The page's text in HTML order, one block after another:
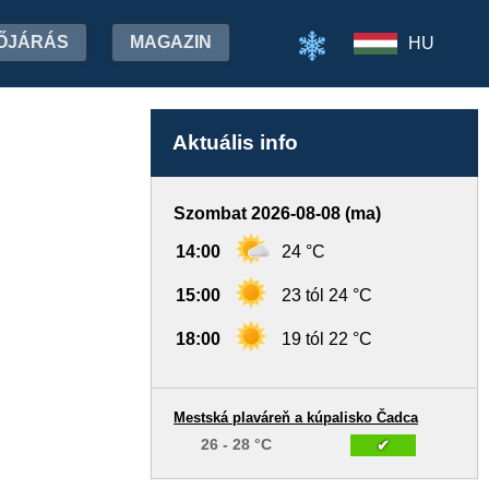
MAGAZIN HU
Aktuális info
Szombat 2026-08-08 (ma)
14:00 24 °C
15:00 23 tól 24 °C
18:00 19 tól 22 °C
✔
Mestská plaváreň a kúpalisko Čadca
26 - 28 °C